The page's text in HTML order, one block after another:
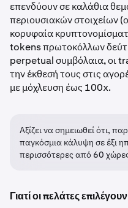
επενδύουν σε καλάθια
περιουσιακών στοιχείων
κορυφαία
tokens πρωτοκόλλων
perpetual συμβόλαια, οι
την έκθεσή τους στις
με μόχλευση έως 100x.
Αξίζει να σημειωθεί ότι,
παγκόσμια κάλυψη σε έξι
περισσότερες από 60
Γιατί οι πελάτες